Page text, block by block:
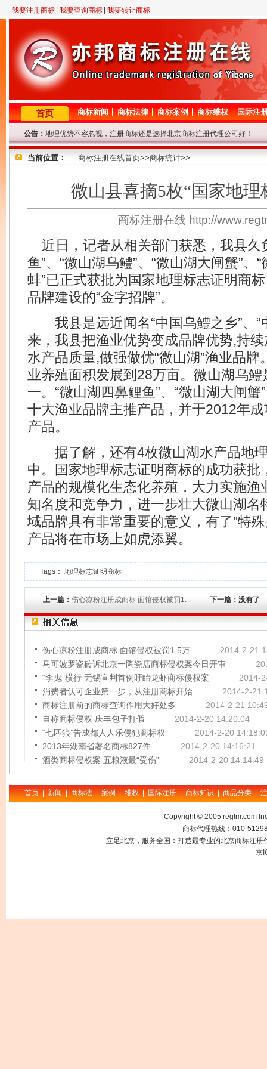
我要注册商标 我要查询商标 我要转让商标
首页 商标新闻 商标法律 商标案例 商标维权 国际注
公告：
地理优势不容忽视，注册商标还是选择北京商标注册代理公司好！
2月23日晚11点至12点，机房线路调整，短暂影响对商标网的访问，
因查询咨询量大，提交查询商标信息后请耐心等待，我们争取尽快查
专业商标代理网！商标查询或商标代理问题请登记，我们将尽快给与
因国庆节放假，9.29-10.7号商标局停办一切业务，着急的客户请从速
当前位置： 商标注册在线首页>>商标统计>>
微山县喜摘5枚“国家地理
商标注册在线 http://
近日，记者从相关部门获悉，我县久
鱼”、“微山湖乌鳢”、“微山湖大闸蟹”、
蚌”已正式获批为国家地理标志证明商
品牌建设的“金字招牌”。
我县是远近闻名“中国乌鳢之乡”、“
来，我县把渔业优势变成品牌优势,持
水产品质量,做强做优“微山湖”渔业品
业养殖面积发展到28万亩。微山湖乌
一。“微山湖四鼻鲤鱼”、“微山湖大闸蟹
十大渔业品牌主推产品，并于2012年
产品。
据了解，还有4枚微山湖水产品地理
中。国家地理标志证明商标的成功获批
产品的规模化生态化养殖，大力实施
知名度和竞争力，进一步壮大微山湖名
域品牌具有非常重要的意义，有了"特
产品将在市场上如虎添翼。
Tags： 地理标志证明商标
上一篇： 伤心凉粉注册成商标 面馆侵权被罚1. 下一篇：没有了
伤心凉粉注册成商标 面馆侵权被罚1.5万
2014-2-21
马可波罗瓷砖诉北京一陶瓷店商标侵权案今日开审
“李鬼”横行 无锡宣判首例盱眙龙虾商标侵权案
2014-
消费者认可企业第一步，从注册商标开始
2014-2-21
商标注册前的商标查询作用大好处多
2014-2-21
自称商标侵权 庆丰包子打假
2014-2-20 14:20:04
“七匹狼”告成都人人乐侵犯商标权
2014-2-20
2013年湖南省著名商标827件
2014-2-20 14:16:21
酒类商标侵权案 五粮液最“受伤”
2014-2-20 14:14:49
首页 | 新闻 | 商标法 | 案例 | 维权 | 国际注册 | 商标知识 | 商品分类 |
Copyright © 2005 regtm.com
商标代理热线：010-
立足北京，服务全国：打造最专业的北京商标注
京